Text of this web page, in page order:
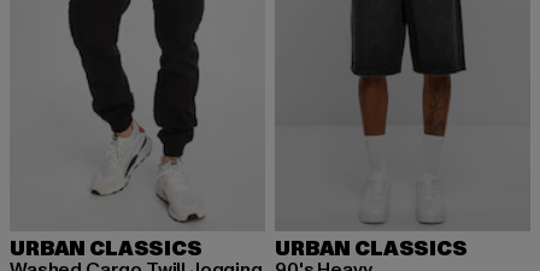
URBAN CLASSICS URBAN CLASSICS